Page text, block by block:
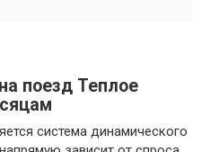
поезд Теплое
система динамического